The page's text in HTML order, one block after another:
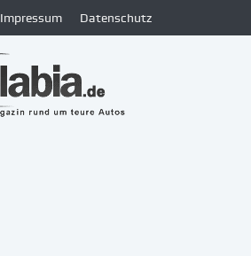
Impressum Datenschutz